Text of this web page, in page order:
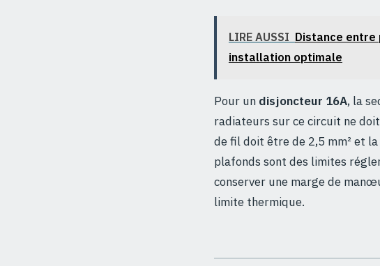
LIRE AUSSI Distance
installation optimale
Pour un disjoncteur 16A, la
radiateurs sur ce circuit ne
de fil doit être de 2,5 mm² et
plafonds sont des limites
conserver une marge de
limite thermique.